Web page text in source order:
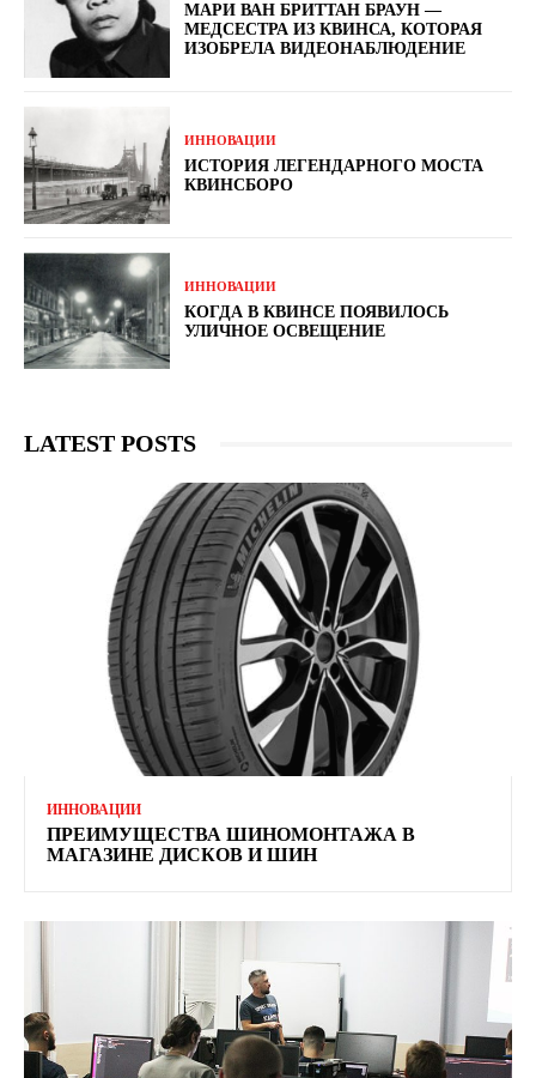
МАРИ ВАН БРИТТАН БРАУН —
МЕДСЕСТРА ИЗ КВИНСА, КОТОРАЯ
ИЗОБРЕЛА ВИДЕОНАБЛЮДЕНИЕ
ИННОВАЦИИ
ИСТОРИЯ ЛЕГЕНДАРНОГО МОСТА
КВИНСБОРО
ИННОВАЦИИ
КОГДА В КВИНCЕ ПОЯВИЛОСЬ
УЛИЧНОЕ ОСВЕЩЕНИЕ
LATEST POSTS
ИННОВАЦИИ
ПРЕИМУЩЕСТВА ШИНОМОНТАЖА В
МАГАЗИНЕ ДИСКОВ И ШИН